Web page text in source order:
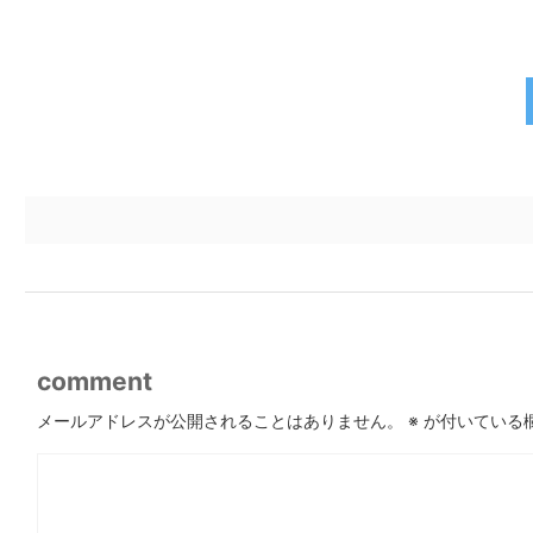
comment
メールアドレスが公開されることはありません。 ※ が付いている